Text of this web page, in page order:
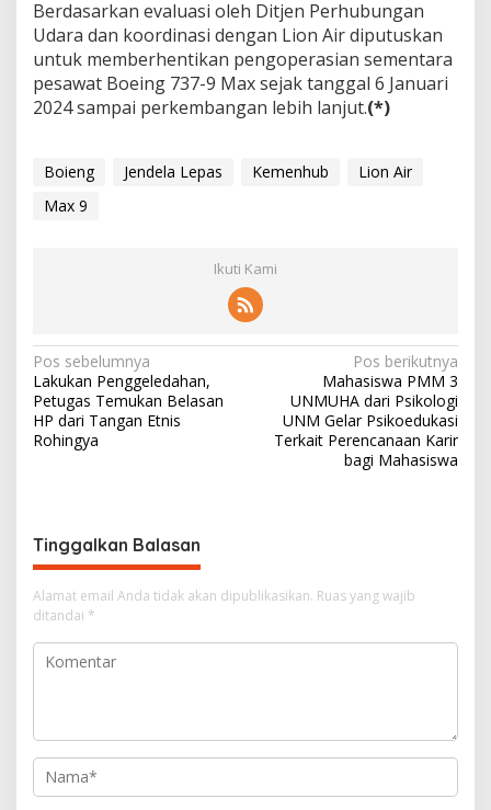
Berdasarkan evaluasi oleh Ditjen Perhubungan
Udara dan koordinasi dengan Lion Air diputuskan
untuk memberhentikan pengoperasian sementara
pesawat Boeing 737-9 Max sejak tanggal 6 Januari
2024 sampai perkembangan lebih lanjut.(*)
Boieng Jendela Lepas Kemenhub
Lion Air
Max 9
Ikuti Kami
N
a
v
i
s
i
p
o
s
Pos sebelumnya
Lakukan Penggeledahan,
Petugas Temukan Belasan
HP dari Tangan Etnis
Rohingya
Pos berikutnya
Mahasiswa PMM 3
UNMUHA dari Psikologi
UNM Gelar Psikoedukasi
Terkait Perencanaan Karir
bagi Mahasiswa
Tinggalkan Balasan
Alamat email Anda tidak akan dipublikasikan. Ruas yang wajib
ditandai *